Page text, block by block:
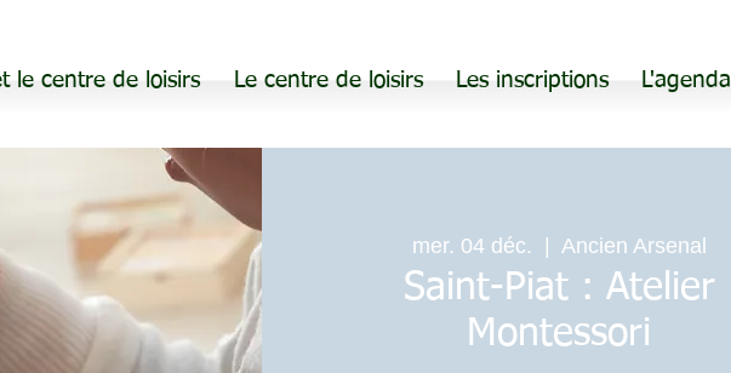
le centre de loisirs Le centre de loisirs Les inscriptions L'agenda
mer. 04 déc.
  |
Ancien Arsenal
Saint-Piat : Atelier
Montessori